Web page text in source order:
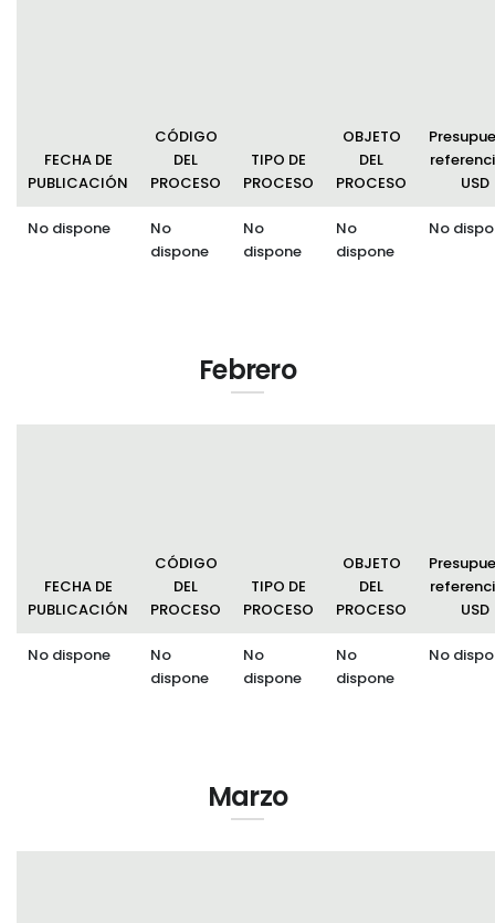
Plan Anual Contratación - PAC
Plan Operativo Anual - POA
Convenios Institucionales
Procesos de contratación
Ejecución Presupuestaria
FECHA DE
PUBLICACIÓN
CÓDIGO
DEL
PROCESO
TIPO DE
PROCESO
OBJETO
DEL
PROCESO
USD
No dispone
No
dispone
No
dispone
No
dispone
No
Febrero
FECHA DE
PUBLICACIÓN
CÓDIGO
DEL
PROCESO
TIPO DE
PROCESO
OBJETO
DEL
PROCESO
USD
No dispone
No
dispone
No
dispone
No
dispone
No
Marzo